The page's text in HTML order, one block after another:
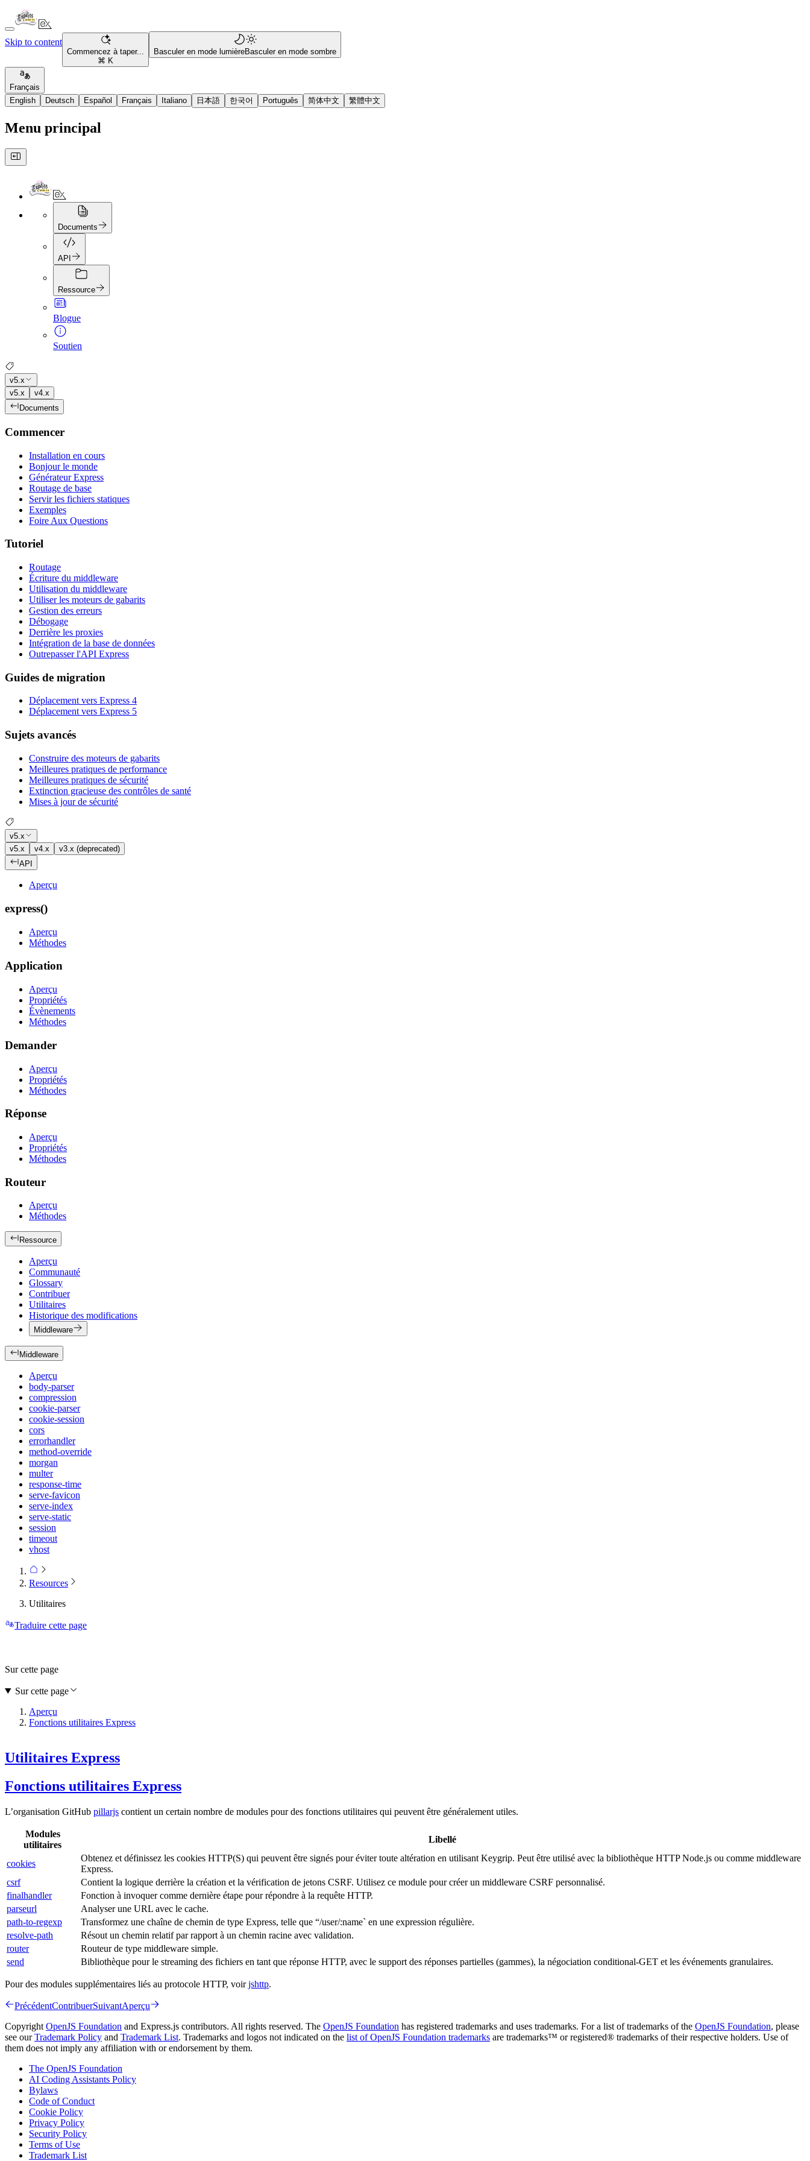
Skip to content
Commencez à taper...
⌘ K
Basculer en mode lumièreBasculer en mode sombre
Français
English
Deutsch Español Français Italiano 日本語 한국어 Português 简体中文 繁體中文
Menu principal
Documents
API
Ressource
Blogue
Soutien
v5.x
v5.x
v4.x
Documents
Commencer
Installation en cours
Bonjour le monde
Générateur Express
Routage de base
Servir les fichiers statiques
Exemples
Foire Aux Questions
Tutoriel
Routage
Écriture du middleware
Utilisation du middleware
Utiliser les moteurs de gabarits
Gestion des erreurs
Débogage
Derrière les proxies
Intégration de la base de données
Outrepasser l'API Express
Guides de migration
Déplacement vers Express 4
Déplacement vers Express 5
Sujets avancés
Construire des moteurs de gabarits
Meilleures pratiques de performance
Meilleures pratiques de sécurité
Extinction gracieuse des contrôles de santé
Mises à jour de sécurité
v5.x
v5.x
v4.x
v3.x (deprecated)
API
Aperçu
express()
Aperçu
Méthodes
Application
Aperçu
Propriétés
Évènements
Méthodes
Demander
Aperçu
Propriétés
Méthodes
Réponse
Aperçu
Propriétés
Méthodes
Routeur
Aperçu
Méthodes
Ressource
Aperçu
Communauté
Glossary
Contribuer
Utilitaires
Historique des modifications
Middleware
Middleware
Aperçu
body-parser
compression
cookie-parser
cookie-session
cors
errorhandler
method-override
morgan
multer
response-time
serve-favicon
serve-index
serve-static
session
timeout
vhost
Resources
Utilitaires
Traduire cette page
Utilitaires Express
Fonctions utilitaires Express
L’organisation GitHub pillarjs contient un certain nombre de modules pour des fonctions utilitaires qui peuvent être généralement utiles.
Modules
utilitaires
Libellé
cookies
Obtenez et définissez les cookies HTTP(S) qui peuvent être signés pour éviter toute altération en utilisant Keygrip. Peut être utilisé avec la bibliothèque HTTP Node.js ou comme middleware
Express.
csrf
Contient la logique derrière la création et la vérification de jetons CSRF. Utilisez ce module pour créer un middleware CSRF personnalisé.
finalhandler
Fonction à invoquer comme dernière étape pour répondre à la requête HTTP.
parseurl
Analyser une URL avec le cache.
path-to-regexp
Transformez une chaîne de chemin de type Express, telle que “/user/:name` en une expression régulière.
resolve-path
Résout un chemin relatif par rapport à un chemin racine avec validation.
router
Routeur de type middleware simple.
send
Bibliothèque pour le streaming des fichiers en tant que réponse HTTP, avec le support des réponses partielles (gammes), la négociation conditional-GET et les événements granulaires.
Pour des modules supplémentaires liés au protocole HTTP, voirjshttp.
PrécédentContribuerSuivantAperçu
Sur cette page
Sur cette page
Aperçu
Fonctions utilitaires Express
Copyright OpenJS Foundation and Express.js contributors. All rights reserved. The OpenJS Foundation has registered trademarks and uses trademarks. For a list of trademarks of the OpenJS Foundation, please
see ourTrademark Policy and Trademark List. Trademarks and logos not indicated on the list of OpenJS Foundation trademarks are trademarks™ or registered® trademarks of their respective holders. Use of
them does not imply any affiliation with or endorsement by them.
The OpenJS Foundation
AI Coding Assistants Policy
Bylaws
Code of Conduct
Cookie Policy
Privacy Policy
Security Policy
Terms of Use
Trademark List